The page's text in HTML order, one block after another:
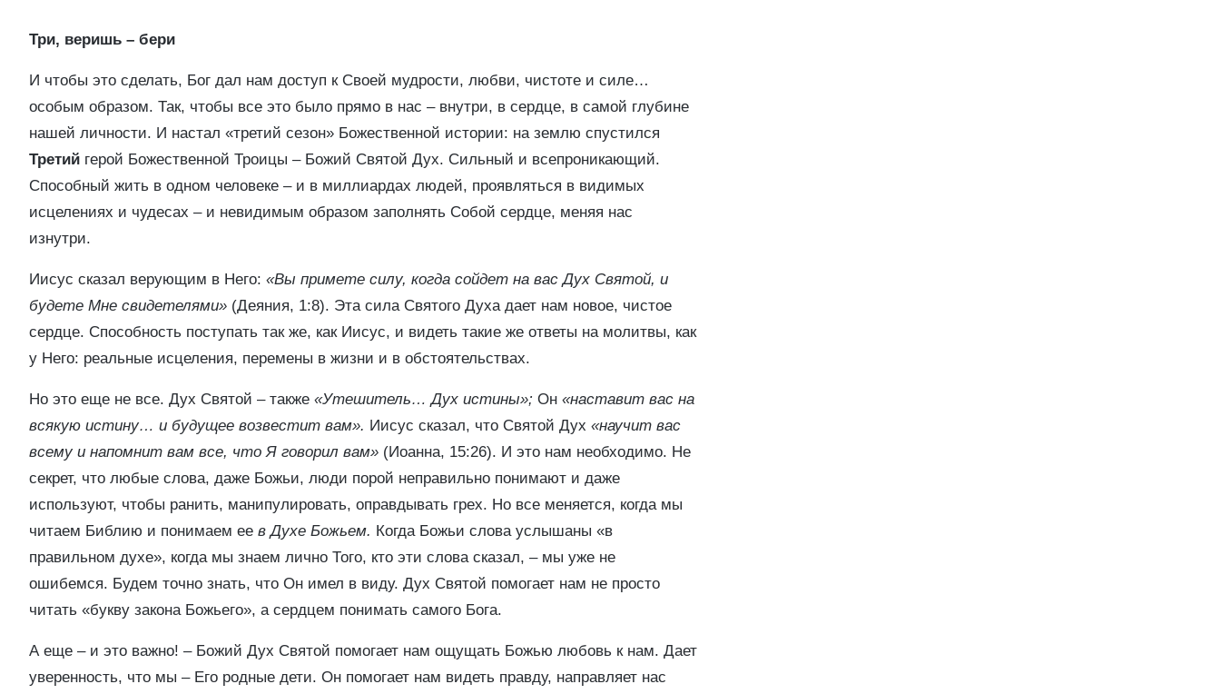
Три, веришь – бери
И чтобы это сделать, Бог дал нам доступ к Своей мудрости, любви, чистоте и силе…
особым образом. Так, чтобы все это было прямо в нас – внутри, в сердце, в самой глубине
нашей личности. И настал «третий сезон» Божественной истории: на землю спустился
Третий герой Божественной Троицы – Божий Святой Дух. Сильный и всепроникающий.
Способный жить в одном человеке – и в миллиардах людей, проявляться в видимых
исцелениях и чудесах – и невидимым образом заполнять Собой сердце, меняя нас
изнутри.
Иисус сказал верующим в Него: «Вы примете силу, когда сойдет на вас Дух Святой, и
будете Мне свидетелями» (Деяния, 1:8). Эта сила Святого Духа дает нам новое, чистое
сердце. Способность поступать так же, как Иисус, и видеть такие же ответы на молитвы, как
у Него: реальные исцеления, перемены в жизни и в обстоятельствах.
Но это еще не все. Дух Святой – также «Утешитель… Дух истины»; Он «наставит вас на
всякую истину… и будущее возвестит вам». Иисус сказал, что Святой Дух «научит вас
всему и напомнит вам все, что Я говорил вам» (Иоанна, 15:26). И это нам необходимо. Не
секрет, что любые слова, даже Божьи, люди порой неправильно понимают и даже
используют, чтобы ранить, манипулировать, оправдывать грех. Но все меняется, когда мы
читаем Библию и понимаем ее в Духе Божьем. Когда Божьи слова услышаны «в
правильном духе», когда мы знаем лично Того, кто эти слова сказал, – мы уже не
ошибемся. Будем точно знать, что Он имел в виду. Дух Святой помогает нам не просто
читать «букву закона Божьего», а сердцем понимать самого Бога.
А еще – и это важно! – Божий Дух Святой помогает нам ощущать Божью любовь к нам. Дает
уверенность, что мы – Его родные дети. Он помогает нам видеть правду, направляет нас